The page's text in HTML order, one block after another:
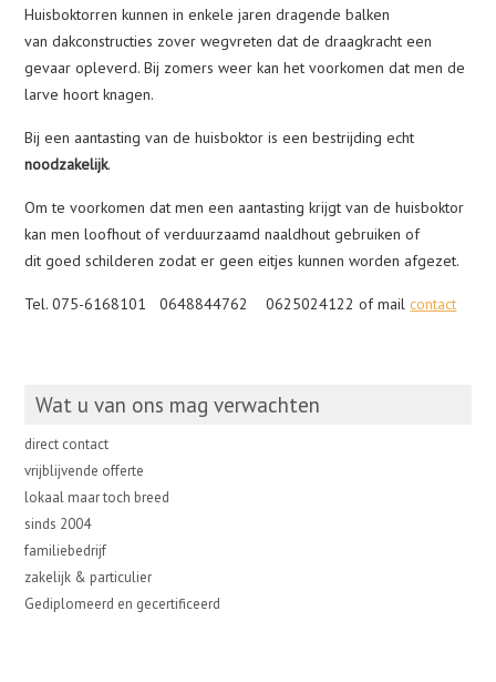
Huisboktorren kunnen in enkele jaren dragende balken
van dakconstructies zover wegvreten dat de draagkracht een
gevaar opleverd. Bij zomers weer kan het voorkomen dat men de
larve hoort knagen.
Bij een aantasting van de huisboktor is een bestrijding echt
noodzakelijk.
Om te voorkomen dat men een aantasting krijgt van de huisboktor
kan men loofhout of verduurzaamd naaldhout gebruiken of
dit goed schilderen zodat er geen eitjes kunnen worden afgezet.
Tel. 075-6168101 0648844762 0625024122 of mailcontact
Wat u van ons mag verwachten
direct contact
vrijblijvende offerte
lokaal maar toch breed
sinds 2004
familiebedrijf
zakelijk & particulier
Gediplomeerd en gecertificeerd